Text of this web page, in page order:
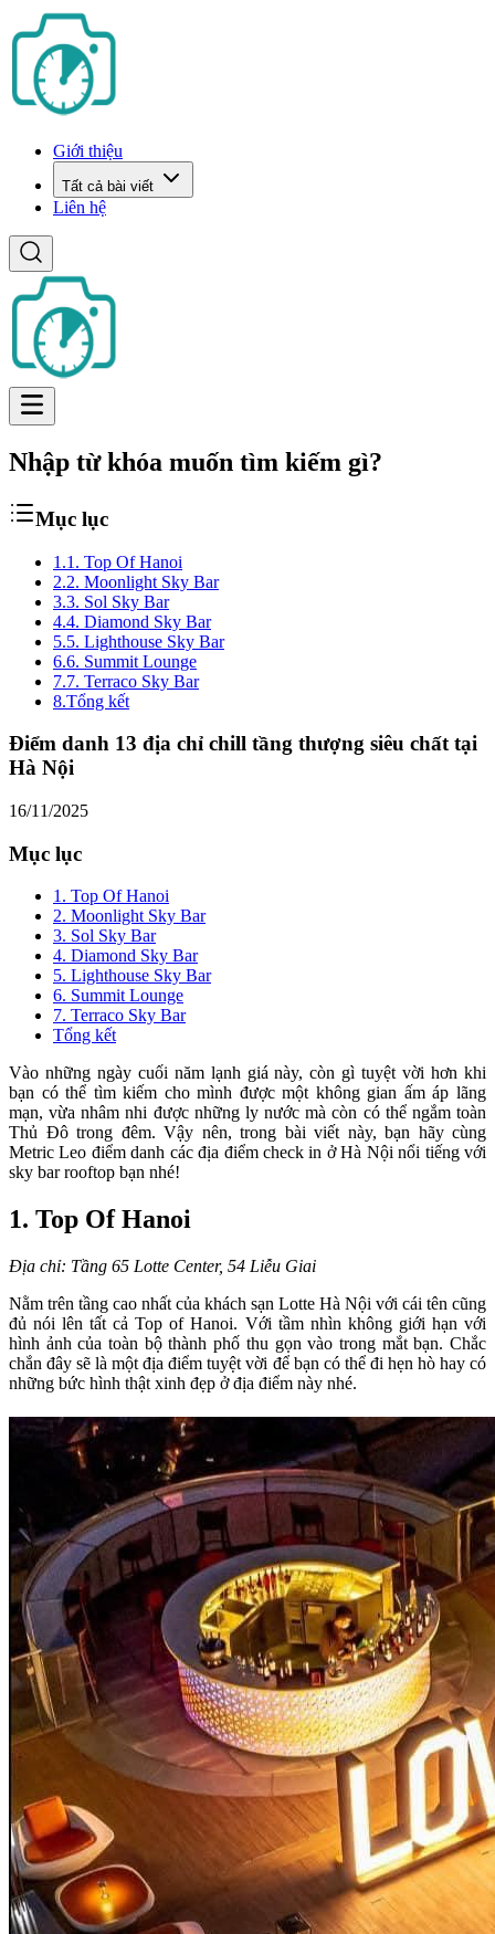
Giới thiệu
Tất cả bài viết
Liên hệ
Nhập từ khóa muốn tìm kiếm gì?
Mục lục
1.1. Top Of Hanoi
2.2. Moonlight Sky Bar
3.3. Sol Sky Bar
4.4. Diamond Sky Bar
5.5. Lighthouse Sky Bar
6.6. Summit Lounge
7.7. Terraco Sky Bar
8.Tổng kết
Điểm danh 13 địa chỉ chill tầng thượng siêu chất tại
Hà Nội
16/11/2025
Mục lục
1. Top Of Hanoi
2. Moonlight Sky Bar
3. Sol Sky Bar
4. Diamond Sky Bar
5. Lighthouse Sky Bar
6. Summit Lounge
7. Terraco Sky Bar
Tổng kết
Vào những ngày cuối năm lạnh giá này, còn gì tuyệt vời hơn khi
bạn có thể tìm kiếm cho mình được một không gian ấm áp lãng
mạn, vừa nhâm nhi được những ly nước mà còn có thể ngắm toàn
Thủ Đô trong đêm. Vậy nên, trong bài viết này, bạn hãy cùng
Metric Leo điểm danh các địa điểm check in ở Hà Nội nổi tiếng với
sky bar rooftop bạn nhé!
1. Top Of Hanoi
Địa chỉ: Tầng 65 Lotte Center, 54 Liễu Giai
Nằm trên tầng cao nhất của khách sạn Lotte Hà Nội với cái tên cũng
đủ nói lên tất cả Top of Hanoi. Với tầm nhìn không giới hạn với
hình ảnh của toàn bộ thành phố thu gọn vào trong mắt bạn. Chắc
chắn đây sẽ là một địa điểm tuyệt vời để bạn có thể đi hẹn hò hay có
những bức hình thật xinh đẹp ở địa điểm này nhé.